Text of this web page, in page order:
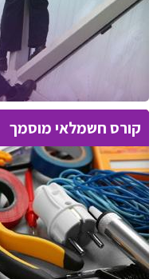
קורס חשמלאי מוסמך